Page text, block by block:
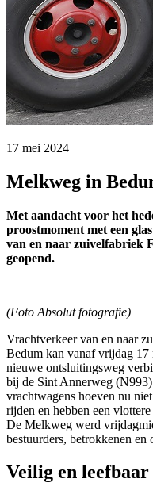
17 mei 2024
Melkweg in
Met aandacht voor het
proostmoment met een
van en naar zuivelfabriek
geopend.
(Foto Absolut fotografie)
Vrachtverkeer van en naar
Bedum kan vanaf vrijdag
nieuwe ontsluitingsweg
bij de Sint Annerweg
vrachtwagens hoeven nu
rijden en hebben een
De Melkweg werd
bestuurders, betrokkenen en
Veilig en leefbaar